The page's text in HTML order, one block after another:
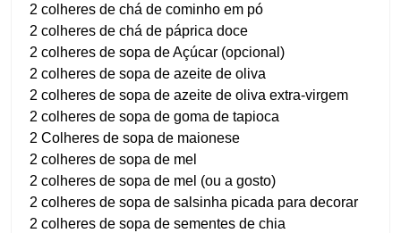
2 colheres de chá de cominho em pó
2 colheres de chá de páprica doce
2 colheres de sopa de Açúcar (opcional)
2 colheres de sopa de azeite de oliva
2 colheres de sopa de azeite de oliva extra-virgem
2 colheres de sopa de goma de tapioca
2 Colheres de sopa de maionese
2 colheres de sopa de mel
2 colheres de sopa de mel (ou a gosto)
2 colheres de sopa de salsinha picada para decorar
2 colheres de sopa de sementes de chia